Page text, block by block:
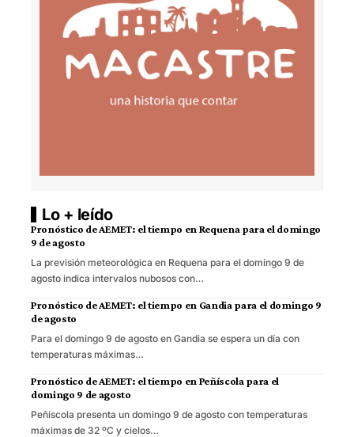
Lo + leído
Pronóstico de AEMET: el tiempo en Requena para el domingo
9 de agosto
La previsión meteorológica en Requena para el domingo 9 de
agosto indica intervalos nubosos con…
Pronóstico de AEMET: el tiempo en Gandia para el domingo 9
de agosto
Para el domingo 9 de agosto en Gandia se espera un día con
temperaturas máximas…
Pronóstico de AEMET: el tiempo en Peñíscola para el
domingo 9 de agosto
Peñíscola presenta un domingo 9 de agosto con temperaturas
máximas de 32 ºC y cielos…